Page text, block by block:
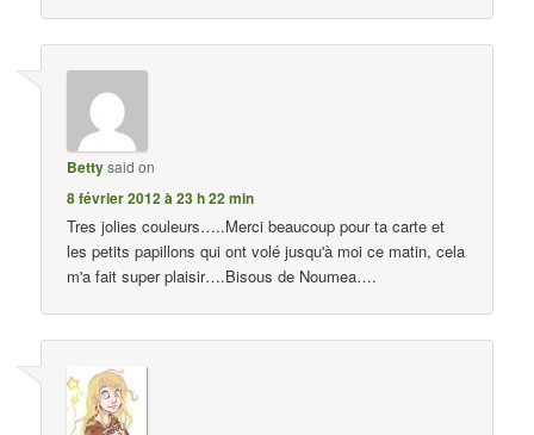
Bettysaid on
8 février 2012 à 23 h 22 min
Tres jolies couleurs…..Merci beaucoup pour ta carte et
les petits papillons qui ont volé jusqu'à moi ce matin, cela
m'a fait super plaisir….Bisous de Noumea….